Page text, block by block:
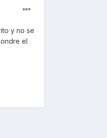
y no se
el